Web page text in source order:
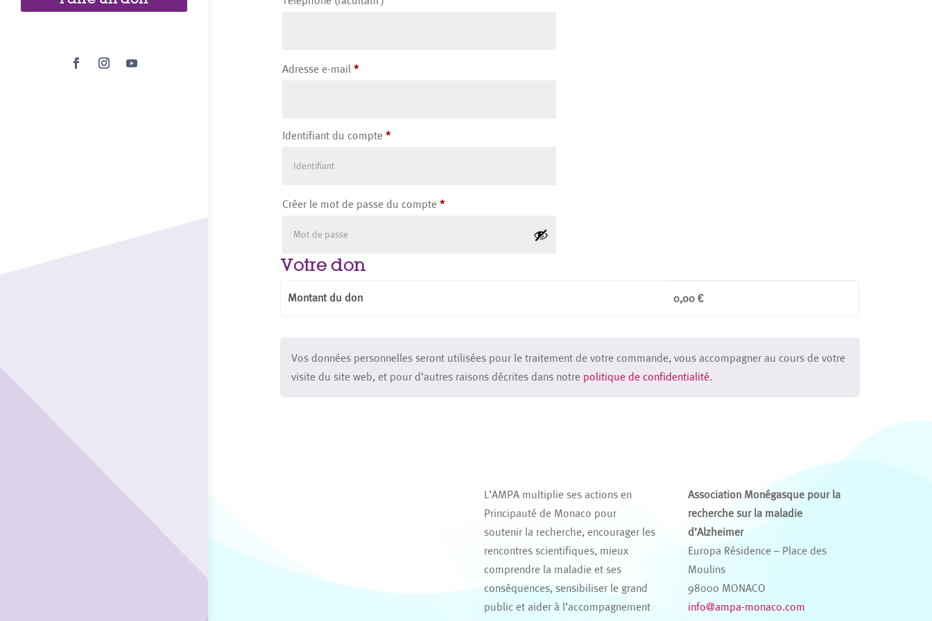
Adresse e-mail*
Identifiant du compte*
Créer le mot de passe du compte*
Votre don
Montant du don 0,00 €
Vos données personnelles seront utilisées pour le traitement de votre commande, vous accompagner au cours de votre
visite du site web, et pour d’autres raisons décrites dans notre politique de confidentialité.
L’AMPA multiplie ses actions en
Principauté de Monaco pour
soutenir la recherche, encourager les
rencontres scientifiques, mieux
comprendre la maladie et ses
conséquences, sensibiliser le grand
public et aider à l’accompagnement
Association Monégasque pour la
recherche sur la maladie
d’Alzheimer
Europa Résidence – Place des
Moulins
98000 MONACO
info@ampa-monaco.com